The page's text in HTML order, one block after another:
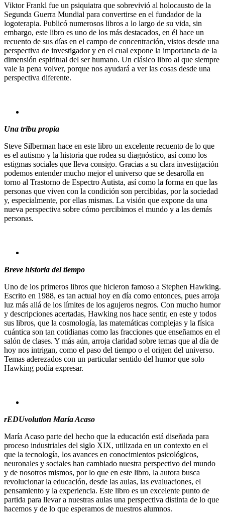
Viktor Frankl fue un psiquiatra que sobrevivió al holocausto de la
Segunda Guerra Mundial para convertirse en el fundador de la
logoterapia. Publicó numerosos libros a lo largo de su vida, sin
embargo, este libro es uno de los más destacados, en él hace un
recuento de sus días en el campo de concentración, vistos desde una
perspectiva de investigador y en el cual expone la importancia de la
dimensión espiritual del ser humano. Un clásico libro al que siempre
vale la pena volver, porque nos ayudará a ver las cosas desde una
perspectiva diferente.
Una tribu propia
Steve Silberman hace en este libro un excelente recuento de lo que
es el autismo y la historia que rodea su diagnóstico, así como los
estigmas sociales que lleva consigo. Gracias a su clara investigación
podemos entender mucho mejor el universo que se desarolla en
torno al Trastorno de Espectro Autista, así como la forma en que las
personas que viven con la condición son percibidas, por la sociedad
y, especialmente, por ellas mismas. La visión que expone da una
nueva perspectiva sobre cómo percibimos el mundo y a las demás
personas.
Breve historia del tiempo
Uno de los primeros libros que hicieron famoso a Stephen Hawking.
Escrito en 1988, es tan actual hoy en día como entonces, pues arroja
luz más allá de los límites de los agujeros negros. Con mucho humor
y descripciones acertadas, Hawking nos hace sentir, en este y todos
sus libros, que la cosmología, las matemáticas complejas y la física
cuántica son tan cotidianas como las fracciones que enseñamos en el
salón de clases. Y más aún, arroja claridad sobre temas que al día de
hoy nos intrigan, como el paso del tiempo o el origen del universo.
Temas aderezados con un particular sentido del humor que solo
Hawking podía expresar.
rEDUvolution María Acaso
María Acaso parte del hecho que la educación está diseñada para
proceso industriales del siglo XIX, utilizada en un contexto en el
que la tecnología, los avances en conocimientos psicológicos,
neuronales y sociales han cambiado nuestra perspectivo del mundo
y de nosotros mismos, por lo que en este libro, la autora busca
revolucionar la educación, desde las aulas, las evaluaciones, el
pensamiento y la experiencia. Este libro es un excelente punto de
partida para llevar a nuestras aulas una perspectiva distinta de lo que
hacemos y de lo que esperamos de nuestros alumnos.